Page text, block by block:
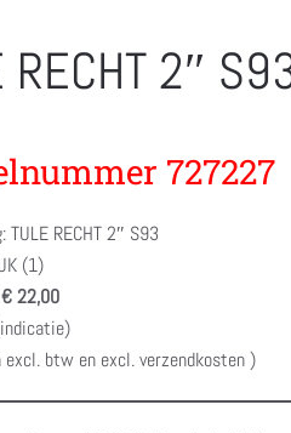
RECHT 2″
727227
TULE RECHT 2″ S93
(1)
€ 22,00
btw en excl. verzendkosten )